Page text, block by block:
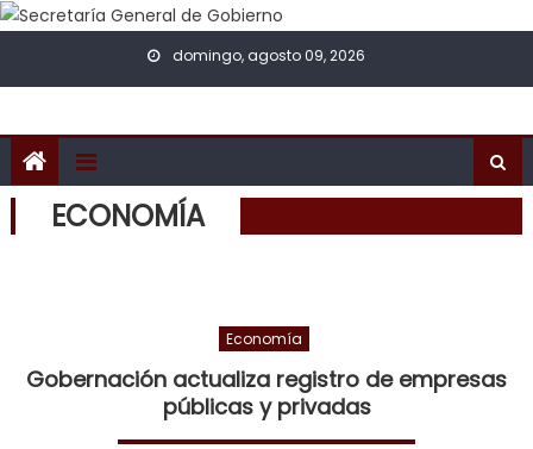
Skip to content
domingo, agosto 09, 2026
ECONOMÍA
Economía
Gobernación actualiza registro de empresas
públicas y privadas